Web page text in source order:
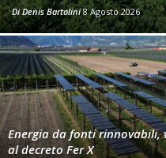
DiDenis Bartolini 8 Agosto 2026
Energia da fonti rinnovabili,
al decreto Fer X